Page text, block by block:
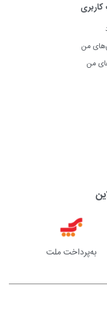
من
من
به‌پرداخت ملت